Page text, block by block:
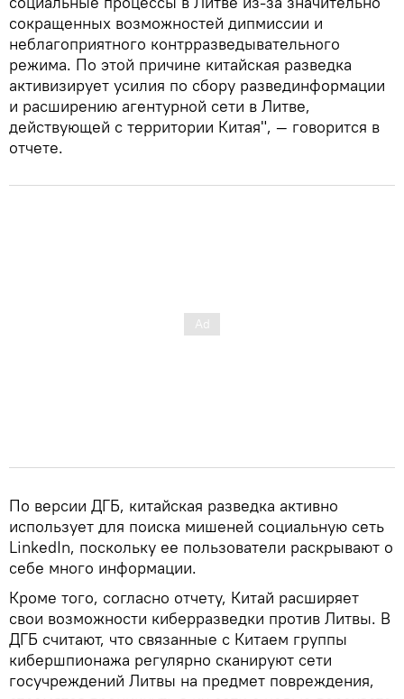
сокращенных возможностей дипмиссии и
неблагоприятного контрразведывательного
режима. По этой причине китайская разведка
активизирует усилия по сбору развединформации
и расширению агентурной сети в Литве,
действующей с территории Китая", — говорится в
отчете.
По версии ДГБ, китайская разведка активно
использует для поиска мишеней социальную сеть
LinkedIn, поскольку ее пользователи раскрывают о
себе много информации.
Кроме того, согласно отчету, Китай расширяет
свои возможности киберразведки против Литвы. В
ДГБ считают, что связанные с Китаем группы
кибершпионажа регулярно сканируют сети
госучреждений Литвы на предмет повреждения,